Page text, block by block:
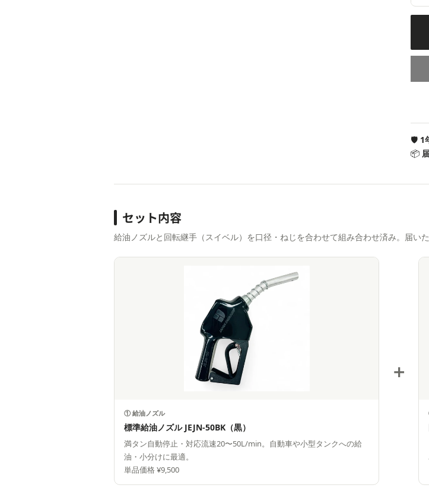
🛡 1
📦
セット内容
給油ノズルと回転継手（スイベル）を口径・ねじを合わせて組み合わせ済み。届い
① 給油ノズル
標準給油ノズル JEJN-50BK（黒）
満タン自動停止・対応流速20〜50L/min。自動車や小型タンクへの給
油・小分けに最適。
単品価格 ¥9,500
＋